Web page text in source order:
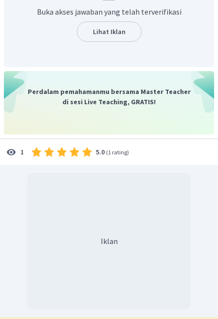
Buka akses jawaban yang telah terverifikasi
Lihat Iklan
Perdalam pemahamanmu bersama Master Teacher
di sesi Live Teaching, GRATIS!
1 5.0 (1 rating)
Iklan